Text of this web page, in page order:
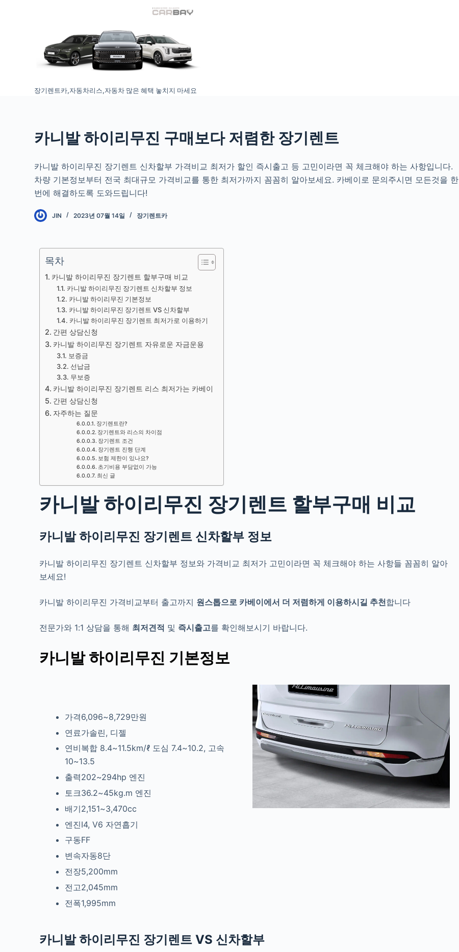
장기렌트카,자동차리스,자동차 많은 혜택 놓치지 마세요
카니발 하이리무진 구매보다 저렴한 장기렌트
카니발 하이리무진 장기렌트 신차할부 가격비교 최저가 할인 즉시출고 등 고민이라면 꼭 체크해야 하는 사항입니다.
차량 기본정보부터 전국 최대규모 가격비교를 통한 최저가까지 꼼꼼히 알아보세요. 카베이로 문의주시면 모든것을 한
번에 해결하도록 도와드립니다!
JIN 2023년 07월 14일 장기렌트카
목차
카니발 하이리무진 장기렌트 할부구매 비교
카니발 하이리무진 장기렌트 신차할부 정보
카니발 하이리무진 기본정보
카니발 하이리무진 장기렌트 VS 신차할부
카니발 하이리무진 장기렌트 최저가로 이용하기
간편 상담신청
카니발 하이리무진 장기렌트 자유로운 자금운용
보증금
선납금
무보증
카니발 하이리무진 장기렌트 리스 최저가는 카베이
간편 상담신청
자주하는 질문
장기렌트란?
장기렌트와 리스의 차이점
장기렌트 조건
장기렌트 진행 단계
보험 제한이 있나요?
초기비용 부담없이 가능
최신 글
카니발 하이리무진 장기렌트 할부구매 비교
카니발 하이리무진 장기렌트 신차할부 정보
카니발 하이리무진 장기렌트 신차할부 정보와 가격비교 최저가 고민이라면 꼭 체크해야 하는 사항들 꼼꼼히 알아
보세요!
카니발 하이리무진 가격비교부터 출고까지 원스톱으로 카베이에서 더 저렴하게 이용하시길 추천합니다
전문가와 1:1 상담을 통해 최저견적 및 즉시출고를 확인해보시기 바랍니다.
카니발하이리무진 기본정보
가격6,096~8,729만원
연료가솔린, 디젤
연비복합 8.4~11.5km/ℓ 도심 7.4~10.2, 고속
10~13.5
출력202~294hp 엔진
토크36.2~45kg.m 엔진
배기2,151~3,470cc
엔진I4, V6 자연흡기
구동FF
변속자동8단
전장5,200mm
전고2,045mm
전폭1,995mm
카니발 하이리무진 장기렌트 VS 신차할부